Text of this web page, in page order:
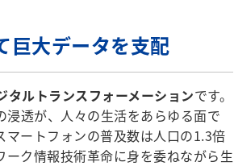
巨大データを支配
タルトランスフォーメーションです。
透が、人々の生活をあらゆる面で
ートフォンの普及数は人口の1.3倍
ク情報技術革命に身を委ねながら生